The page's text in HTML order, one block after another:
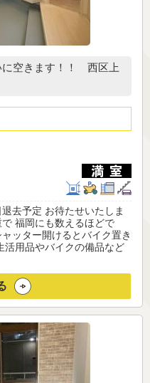
に空きます！！ 西区上
去予定 お待たせいたしま
福岡にも数えるほどで
ッター開けるとバイク置き
活用品やバイクの備品など